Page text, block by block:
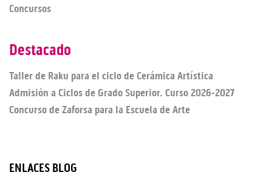
Concursos
Destacado
Taller de Raku para el ciclo de Cerámica Artística
Admisión a Ciclos de Grado Superior. Curso 2026-2027
Concurso de Zaforsa para la Escuela de Arte
ENLACES BLOG